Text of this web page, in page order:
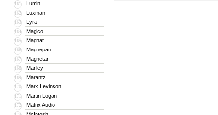
161 Lumin
162 Luxman
163 Lyra
164 Magico
165 Magnat
166 Magnepan
167 Magnetar
168 Manley
169 Marantz
170 Mark Levinson
171 Martin Logan
172 Matrix Audio